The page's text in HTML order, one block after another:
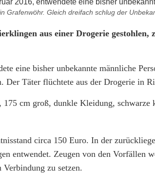
Grafenwöhr. Gleich dreifach schlug der
aus einer Drogerie gestohlen,
eine bisher unbekannte männliche
Der Täter flüchtete aus der Drogerie in
cm groß, dunkle Kleidung, schwarze
circa 150 Euro. In der
entwendet. Zeugen von den Vorfällen
Verbindung zu setzen.